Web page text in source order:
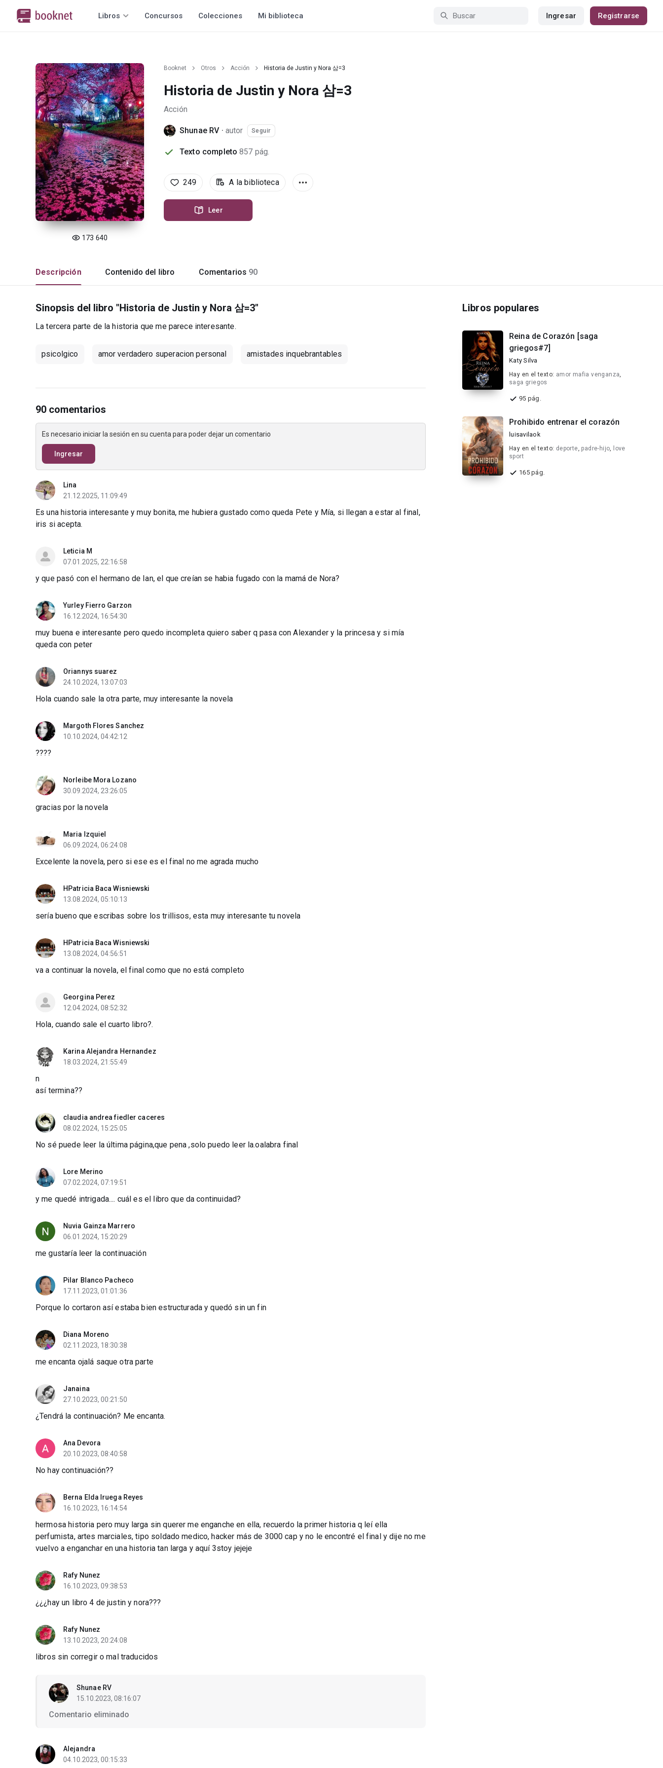
Libros Concursos Colecciones Mi biblioteca Ingresar Registrarse
173 640
Booknet Otros Acción Historia de Justin y Nora 삼=3
Historia de Justin y Nora 삼=3
Acción
Shunae RV · autor Seguir
Texto completo 857 pág.
249 A la biblioteca
Leer
Descripción Contenido del libro Comentarios 90
Sinopsis del libro "Historia de Justin y Nora 삼=3"
La tercera parte de la historia que me parece interesante.
psicolgico amor verdadero superacion personal amistades inquebrantables
90 comentarios
Es necesario iniciar la sesión en su cuenta para poder dejar un comentario
Ingresar
Lina
21.12.2025, 11:09:49
Es una historia interesante y muy bonita, me hubiera gustado como queda Pete y Mía, si llegan a estar al final,
iris si acepta.
Leticia M
07.01.2025, 22:16:58
y que pasó con el hermano de Ian, el que creían se habia fugado con la mamá de Nora?
Yurley Fierro Garzon
16.12.2024, 16:54:30
muy buena e interesante pero quedo incompleta quiero saber q pasa con Alexander y la princesa y si mía
queda con peter
Oriannys suarez
24.10.2024, 13:07:03
Hola cuando sale la otra parte, muy interesante la novela
Margoth Flores Sanchez
10.10.2024, 04:42:12
????
Norleibe Mora Lozano
30.09.2024, 23:26:05
gracias por la novela
Maria Izquiel
06.09.2024, 06:24:08
Excelente la novela, pero si ese es el final no me agrada mucho
HPatricia Baca Wisniewski
13.08.2024, 05:10:13
sería bueno que escribas sobre los trillisos, esta muy interesante tu novela
HPatricia Baca Wisniewski
13.08.2024, 04:56:51
va a continuar la novela, el final como que no está completo
Georgina Perez
12.04.2024, 08:52:32
Hola, cuando sale el cuarto libro?.
Karina Alejandra Hernandez
18.03.2024, 21:55:49
n
así termina??
claudia andrea fiedler caceres
08.02.2024, 15:25:05
No sé puede leer la última página,que pena ,solo puedo leer la.oalabra final
Lore Merino
07.02.2024, 07:19:51
y me quedé intrigada.... cuál es el libro que da continuidad?
Nuvia Gainza Marrero
06.01.2024, 15:20:29
me gustaría leer la continuación
Pilar Blanco Pacheco
17.11.2023, 01:01:36
Porque lo cortaron así estaba bien estructurada y quedó sin un fin
Diana Moreno
02.11.2023, 18:30:38
me encanta ojalá saque otra parte
Janaina
27.10.2023, 00:21:50
¿Tendrá la continuación? Me encanta.
Ana Devora
20.10.2023, 08:40:58
No hay continuación??
Berna Elda Iruega Reyes
16.10.2023, 16:14:54
hermosa historia pero muy larga sin querer me enganche en ella, recuerdo la primer historia q leí ella
perfumista, artes marciales, tipo soldado medico, hacker más de 3000 cap y no le encontré el final y dije no me
vuelvo a enganchar en una historia tan larga y aquí 3stoy jejeje
Rafy Nunez
16.10.2023, 09:38:53
¿¿¿hay un libro 4 de justin y nora???
Rafy Nunez
13.10.2023, 20:24:08
libros sin corregir o mal traducidos
Shunae RV
15.10.2023, 08:16:07
Comentario eliminado
Alejandra
04.10.2023, 00:15:33
Libros populares
Reina de Corazón [saga
griegos#7]
Katy Silva
Hay en el texto: amor mafia venganza,
saga griegos
95 pág.
Prohibido entrenar el corazón
luisavilaok
Hay en el texto: deporte, padre-hijo,
love
sport
165 pág.